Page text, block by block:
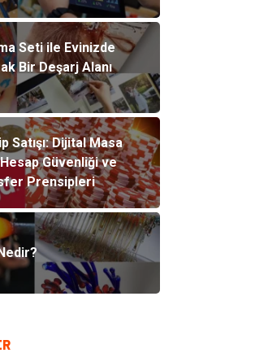
Seti ile Evinizde
Bir Deşarj Alanı
Satışı: Dijital Masa
Güvenliği ve
Prensipleri